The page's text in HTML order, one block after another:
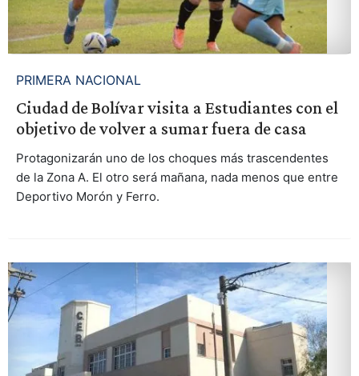
PRIMERA NACIONAL
Ciudad de Bolívar visita a Estudiantes con el
objetivo de volver a sumar fuera de casa
Protagonizarán uno de los choques más trascendentes
de la Zona A. El otro será mañana, nada menos que entre
Deportivo Morón y Ferro.